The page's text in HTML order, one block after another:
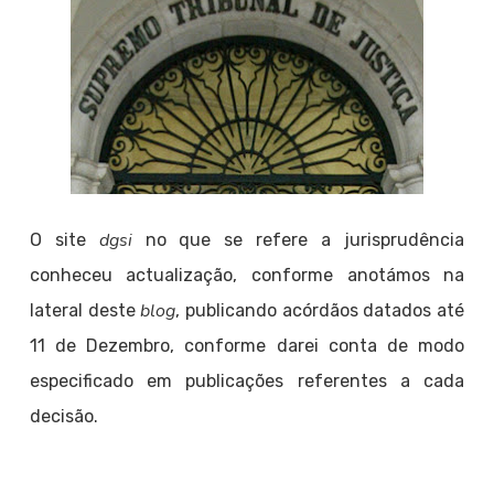
O site dgsino que se refere a jurisprudência
conheceu actualização, conforme anotámos na
lateral desteblog, publicando acórdãos datados até
11 de Dezembro, conforme darei conta de modo
especificado em publicações referentes a cada
decisão.